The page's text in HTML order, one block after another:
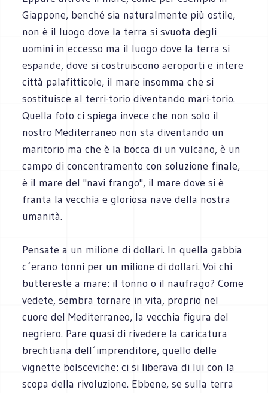
Giappone, benché sia naturalmente più ostile,
non è il luogo dove la terra si svuota degli
uomini in eccesso ma il luogo dove la terra si
espande, dove si costruiscono aeroporti e intere
città palafitticole, il mare insomma che si
sostituisce al terri-torio diventando mari-torio.
Quella foto ci spiega invece che non solo il
nostro Mediterraneo non sta diventando un
maritorio ma che è la bocca di un vulcano, è un
campo di concentramento con soluzione finale,
è il mare del "navi frango", il mare dove si è
franta la vecchia e gloriosa nave della nostra
umanità.
Pensate a un milione di dollari. In quella gabbia
c´erano tonni per un milione di dollari. Voi chi
buttereste a mare: il tonno o il naufrago? Come
vedete, sembra tornare in vita, proprio nel
cuore del Mediterraneo, la vecchia figura del
negriero. Pare quasi di rivedere la caricatura
brechtiana dell´imprenditore, quello delle
vignette bolsceviche: ci si liberava di lui con la
scopa della rivoluzione. Ebbene, se sulla terra